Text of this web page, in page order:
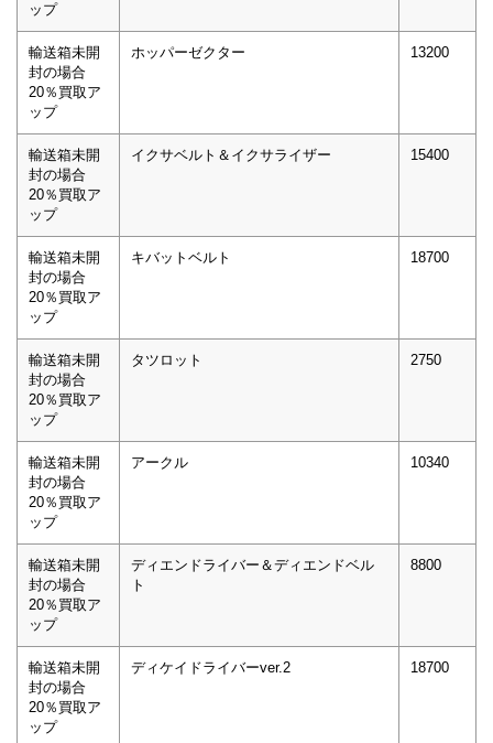
ップ
輸送箱未開
封の場合
20％買取ア
ップ
ホッパーゼクター 13200
輸送箱未開
封の場合
20％買取ア
ップ
イクサベルト＆イクサライザー 15400
輸送箱未開
封の場合
20％買取ア
ップ
キバットベルト 18700
輸送箱未開
封の場合
20％買取ア
ップ
タツロット 2750
輸送箱未開
封の場合
20％買取ア
ップ
アークル 10340
輸送箱未開
封の場合
20％買取ア
ップ
ディエンドライバー＆ディエンドベル
ト
8800
輸送箱未開
封の場合
20％買取ア
ップ
ディケイドライバーver.2 18700